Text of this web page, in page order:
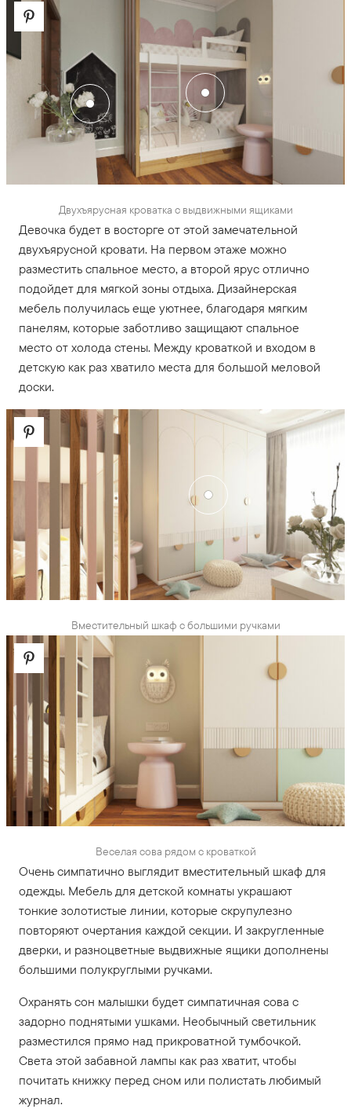
Двухъярусная кроватка с выдвижными ящиками
Девочка будет в восторге от этой замечательной
двухъярусной кровати. На первом этаже можно
разместить спальное место, а второй ярус отлично
подойдет для мягкой зоны отдыха. Дизайнерская
мебель получилась еще уютнее, благодаря мягким
панелям, которые заботливо защищают спальное
место от холода стены. Между кроваткой и входом в
детскую как раз хватило места для большой меловой
доски.
Вместительный шкаф с большими ручками
Веселая сова рядом с кроваткой
Очень симпатично выглядит вместительный шкаф для
одежды. Мебель для детской комнаты украшают
тонкие золотистые линии, которые скрупулезно
повторяют очертания каждой секции. И закругленные
дверки, и разноцветные выдвижные ящики дополнены
большими полукруглыми ручками.
Охранять сон малышки будет симпатичная сова с
задорно поднятыми ушками. Необычный светильник
разместился прямо над прикроватной тумбочкой.
Света этой забавной лампы как раз хватит, чтобы
почитать книжку перед сном или полистать любимый
журнал.